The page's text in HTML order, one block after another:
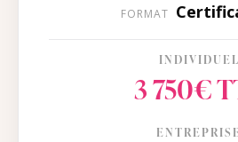
FORMAT
INDIVIDUEL
3 750€